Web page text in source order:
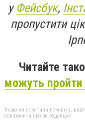
у Фейсбук,
пропустити
Читайте
можуть пройти
Якщо ви помітили помилку,
повідомити про це редакцію